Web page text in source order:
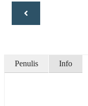
Penulis Info